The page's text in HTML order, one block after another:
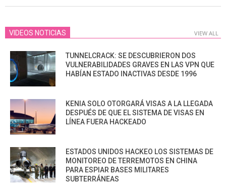
VIDEOS NOTICIAS VIEW ALL
TUNNELCRACK: SE DESCUBRIERON DOS
VULNERABILIDADES GRAVES EN LAS VPN QUE
HABÍAN ESTADO INACTIVAS DESDE 1996
KENIA SOLO OTORGARÁ VISAS A LA LLEGADA
DESPUÉS DE QUE EL SISTEMA DE VISAS EN
LÍNEA FUERA HACKEADO
ESTADOS UNIDOS HACKEO LOS SISTEMAS DE
MONITOREO DE TERREMOTOS EN CHINA
PARA ESPIAR BASES MILITARES
SUBTERRÁNEAS